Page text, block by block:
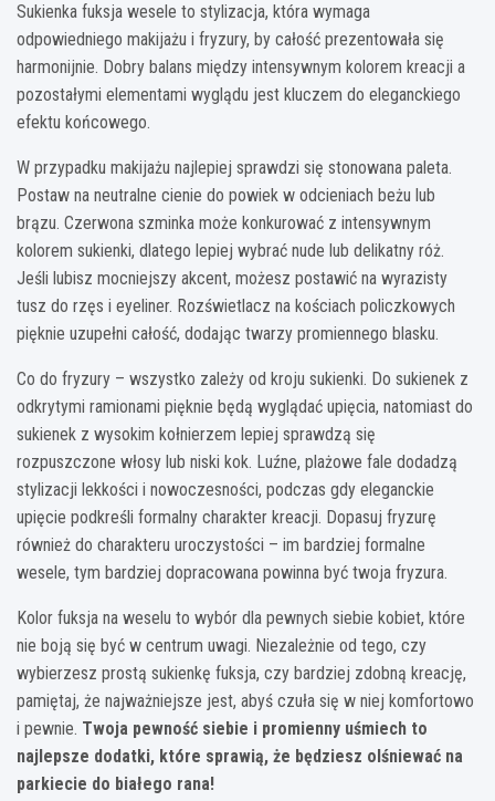
Sukienka fuksja wesele to stylizacja, która wymaga
odpowiedniego makijażu i fryzury, by całość prezentowała się
harmonijnie. Dobry balans między intensywnym kolorem kreacji a
pozostałymi elementami wyglądu jest kluczem do eleganckiego
efektu końcowego.
W przypadku makijażu najlepiej sprawdzi się stonowana paleta.
Postaw na neutralne cienie do powiek w odcieniach beżu lub
brązu. Czerwona szminka może konkurować z intensywnym
kolorem sukienki, dlatego lepiej wybrać nude lub delikatny róż.
Jeśli lubisz mocniejszy akcent, możesz postawić na wyrazisty
tusz do rzęs i eyeliner. Rozświetlacz na kościach policzkowych
pięknie uzupełni całość, dodając twarzy promiennego blasku.
Co do fryzury – wszystko zależy od kroju sukienki. Do sukienek z
odkrytymi ramionami pięknie będą wyglądać upięcia, natomiast do
sukienek z wysokim kołnierzem lepiej sprawdzą się
rozpuszczone włosy lub niski kok. Luźne, plażowe fale dodadzą
stylizacji lekkości i nowoczesności, podczas gdy eleganckie
upięcie podkreśli formalny charakter kreacji. Dopasuj fryzurę
również do charakteru uroczystości – im bardziej formalne
wesele, tym bardziej dopracowana powinna być twoja fryzura.
Kolor fuksja na weselu to wybór dla pewnych siebie kobiet, które
nie boją się być w centrum uwagi. Niezależnie od tego, czy
wybierzesz prostą sukienkę fuksja, czy bardziej zdobną kreację,
pamiętaj, że najważniejsze jest, abyś czuła się w niej komfortowo
i pewnie. Twoja pewność siebie i promienny uśmiech to
najlepsze dodatki, które sprawią, że będziesz olśniewać na
parkiecie do białego rana!